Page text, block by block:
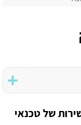
של טכנאי